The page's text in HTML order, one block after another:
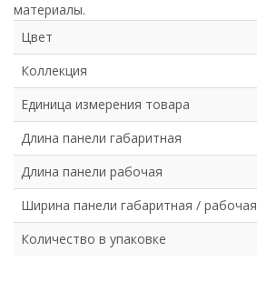
материалы.
Цвет
Коллекция
Единица измерения товара
Длина панели габаритная
Длина панели рабочая
Ширина панели габаритная / рабочая
Количество в упаковке